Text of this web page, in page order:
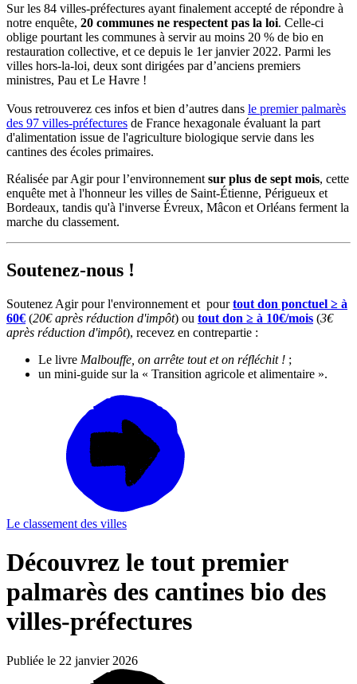
Sur les 84 villes-préfectures ayant finalement accepté de répondre à
notre enquête, 20 communes ne respectent pas la loi. Celle-ci
oblige pourtant les communes à servir au moins 20 % de bio en
restauration collective, et ce depuis le 1er janvier 2022. Parmi les
villes hors-la-loi, deux sont dirigées par d’anciens premiers
ministres, Pau et Le Havre !
Vous retrouverez ces infos et bien d’autres dans le premier palmarès
des 97 villes-préfectures de France hexagonale évaluant la part
d'alimentation issue de l'agriculture biologique servie dans les
cantines des écoles primaires.
Réalisée par Agir pour l’environnement sur plus de sept mois, cette
enquête met à l'honneur les villes de Saint-Étienne, Périgueux et
Bordeaux, tandis qu'à l'inverse Évreux, Mâcon et Orléans ferment la
marche du classement.
Soutenez-nous !
Soutenez Agir pour l'environnement et pourtout don ponctuel ≥ à
60€ (20€ après réduction d'impôt) ou tout don ≥ à 10€/mois (3€
après réduction d'impôt), recevez en contrepartie :
Le livre Malbouffe, on arrête tout et on réfléchit ! ;
un mini-guide sur la « Transition agricole et alimentaire ».
Le classement des villes
Découvrez le tout premier
palmarès des cantines bio des
villes-préfectures
Publiée le 22 janvier 2026